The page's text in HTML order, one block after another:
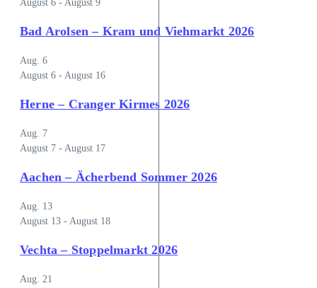
August 6 - August 9
Bad Arolsen – Kram und Viehmarkt 2026
Aug. 6
August 6 - August 16
Herne – Cranger Kirmes 2026
Aug. 7
August 7 - August 17
Aachen – Ächerbend Sommer 2026
Aug. 13
August 13 - August 18
Vechta – Stoppelmarkt 2026
Aug. 21